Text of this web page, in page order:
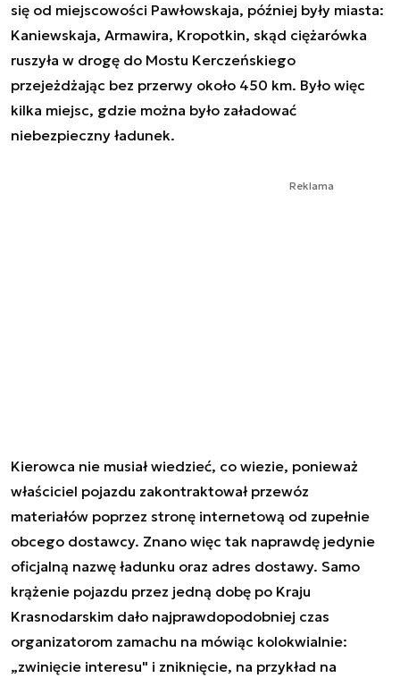
się od miejscowości Pawłowskaja, później były miasta:
Kaniewskaja, Armawira, Kropotkin, skąd ciężarówka
ruszyła w drogę do Mostu Kerczeńskiego
przejeżdżając bez przerwy około 450 km. Było więc
kilka miejsc, gdzie można było załadować
niebezpieczny ładunek.
Reklama
Kierowca nie musiał wiedzieć, co wiezie, ponieważ
właściciel pojazdu zakontraktował przewóz
materiałów poprzez stronę internetową od zupełnie
obcego dostawcy. Znano więc tak naprawdę jedynie
oficjalną nazwę ładunku oraz adres dostawy. Samo
krążenie pojazdu przez jedną dobę po Kraju
Krasnodarskim dało najprawdopodobniej czas
organizatorom zamachu na mówiąc kolokwialnie:
„zwinięcie interesu" i zniknięcie, na przykład na